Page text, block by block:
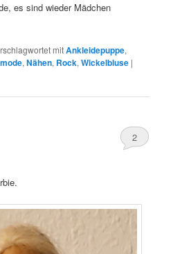
es sind wieder Mädchen
mitAnkleidepuppe,
,Nähen, Rock,Wickelbluse |
2